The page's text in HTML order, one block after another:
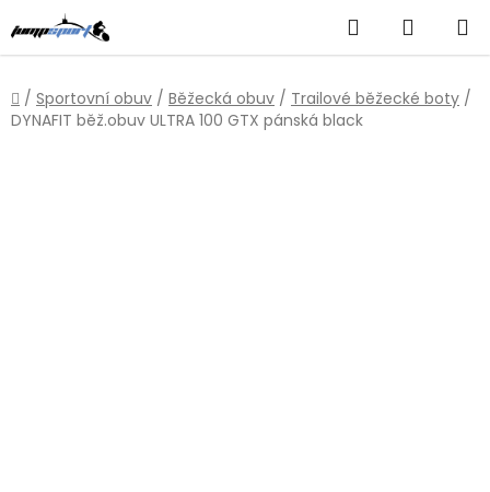
na
obsah
Hledat
KOŠÍK
Domů
/ Sportovní obuv / Běžecká obuv / Trailové běžecké boty /
DYNAFIT běž.obuv ULTRA 100 GTX pánská black